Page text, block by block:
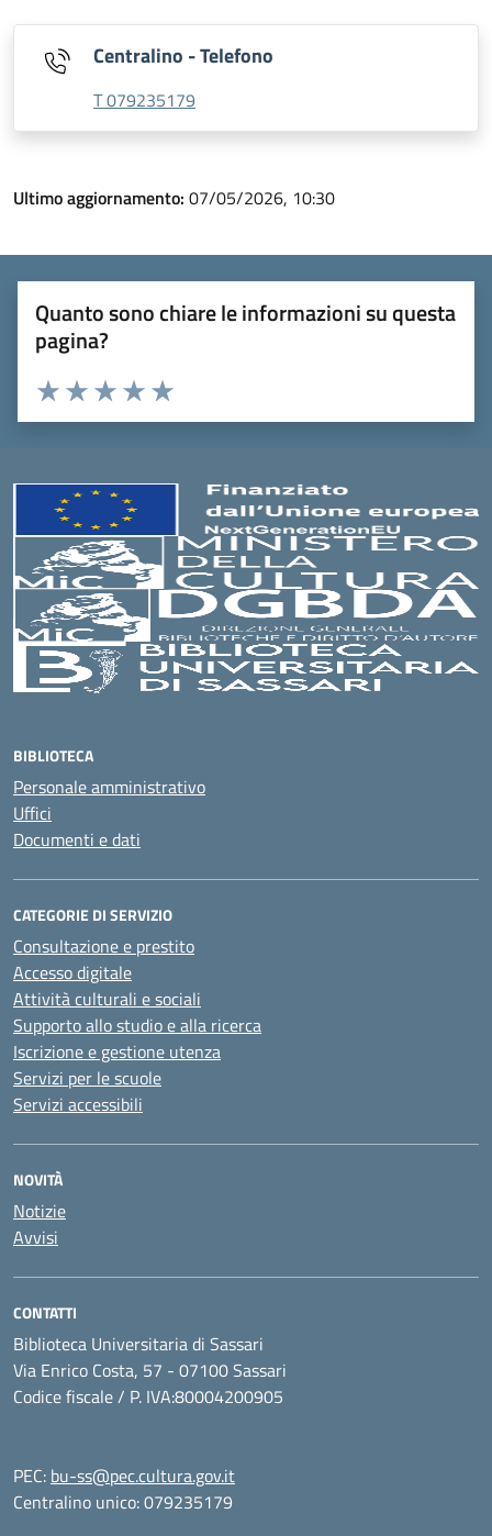
Centralino - Telefono
T 079235179
Ultimo aggiornamento: 07/05/2026, 10:30
Quanto sono chiare le informazioni su questa
pagina?
Valuta 5 stelle su 5
Valuta 4 stelle su 5
Valuta 3 stelle su 5
Valuta 2 stelle su 5
Valuta 1 stelle su 5
BIBLIOTECA
Personale amministrativo
Uffici
Documenti e dati
CATEGORIE DI SERVIZIO
Consultazione e prestito
Accesso digitale
Attività culturali e sociali
Supporto allo studio e alla ricerca
Iscrizione e gestione utenza
Servizi per le scuole
Servizi accessibili
NOVITÀ
Notizie
Avvisi
CONTATTI
Biblioteca Universitaria di Sassari
Via Enrico Costa, 57 - 07100 Sassari
Codice fiscale / P. IVA:80004200905
PEC: bu-ss@pec.cultura.gov.it
Centralino unico: 079235179